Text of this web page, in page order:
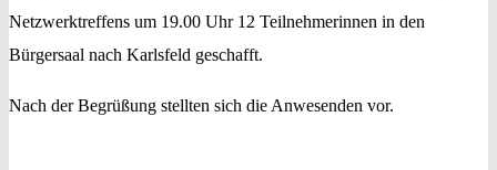
Netzwerktreffens um 19.00 Uhr 12 Teilnehmerinnen in den
Bürgersaal nach Karlsfeld geschafft.
Nach der Begrüßung stellten sich die Anwesenden vor.